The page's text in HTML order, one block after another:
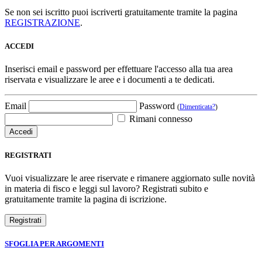
Se non sei iscritto puoi iscriverti gratuitamente tramite la pagina
REGISTRAZIONE.
ACCEDI
Inserisci email e password per effettuare l'accesso alla tua area
riservata e visualizzare le aree e i documenti a te dedicati.
Email Password (Dimenticata?)
Rimani connesso
REGISTRATI
Vuoi visualizzare le aree riservate e rimanere aggiornato sulle novità
in materia di fisco e leggi sul lavoro? Registrati subito e
gratuitamente tramite la pagina di iscrizione.
SFOGLIA PER ARGOMENTI